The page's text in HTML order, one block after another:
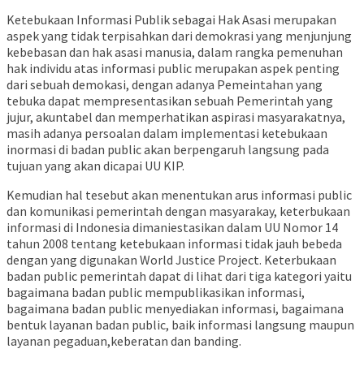
Ketebukaan Informasi Publik sebagai Hak Asasi merupakan
aspek yang tidak terpisahkan dari demokrasi yang menjunjung
kebebasan dan hak asasi manusia, dalam rangka pemenuhan
hak individu atas informasi public merupakan aspek penting
dari sebuah demokasi, dengan adanya Pemeintahan yang
tebuka dapat mempresentasikan sebuah Pemerintah yang
jujur, akuntabel dan memperhatikan aspirasi masyarakatnya,
masih adanya persoalan dalam implementasi ketebukaan
inormasi di badan public akan berpengaruh langsung pada
tujuan yang akan dicapai UU KIP.
Kemudian hal tesebut akan menentukan arus informasi public
dan komunikasi pemerintah dengan masyarakay, keterbukaan
informasi di Indonesia dimaniestasikan dalam UU Nomor 14
tahun 2008 tentang ketebukaan informasi tidak jauh bebeda
dengan yang digunakan World Justice Project. Keterbukaan
badan public pemerintah dapat di lihat dari tiga kategori yaitu
bagaimana badan public mempublikasikan informasi,
bagaimana badan public menyediakan informasi, bagaimana
bentuk layanan badan public, baik informasi langsung maupun
layanan pegaduan,keberatan dan banding.